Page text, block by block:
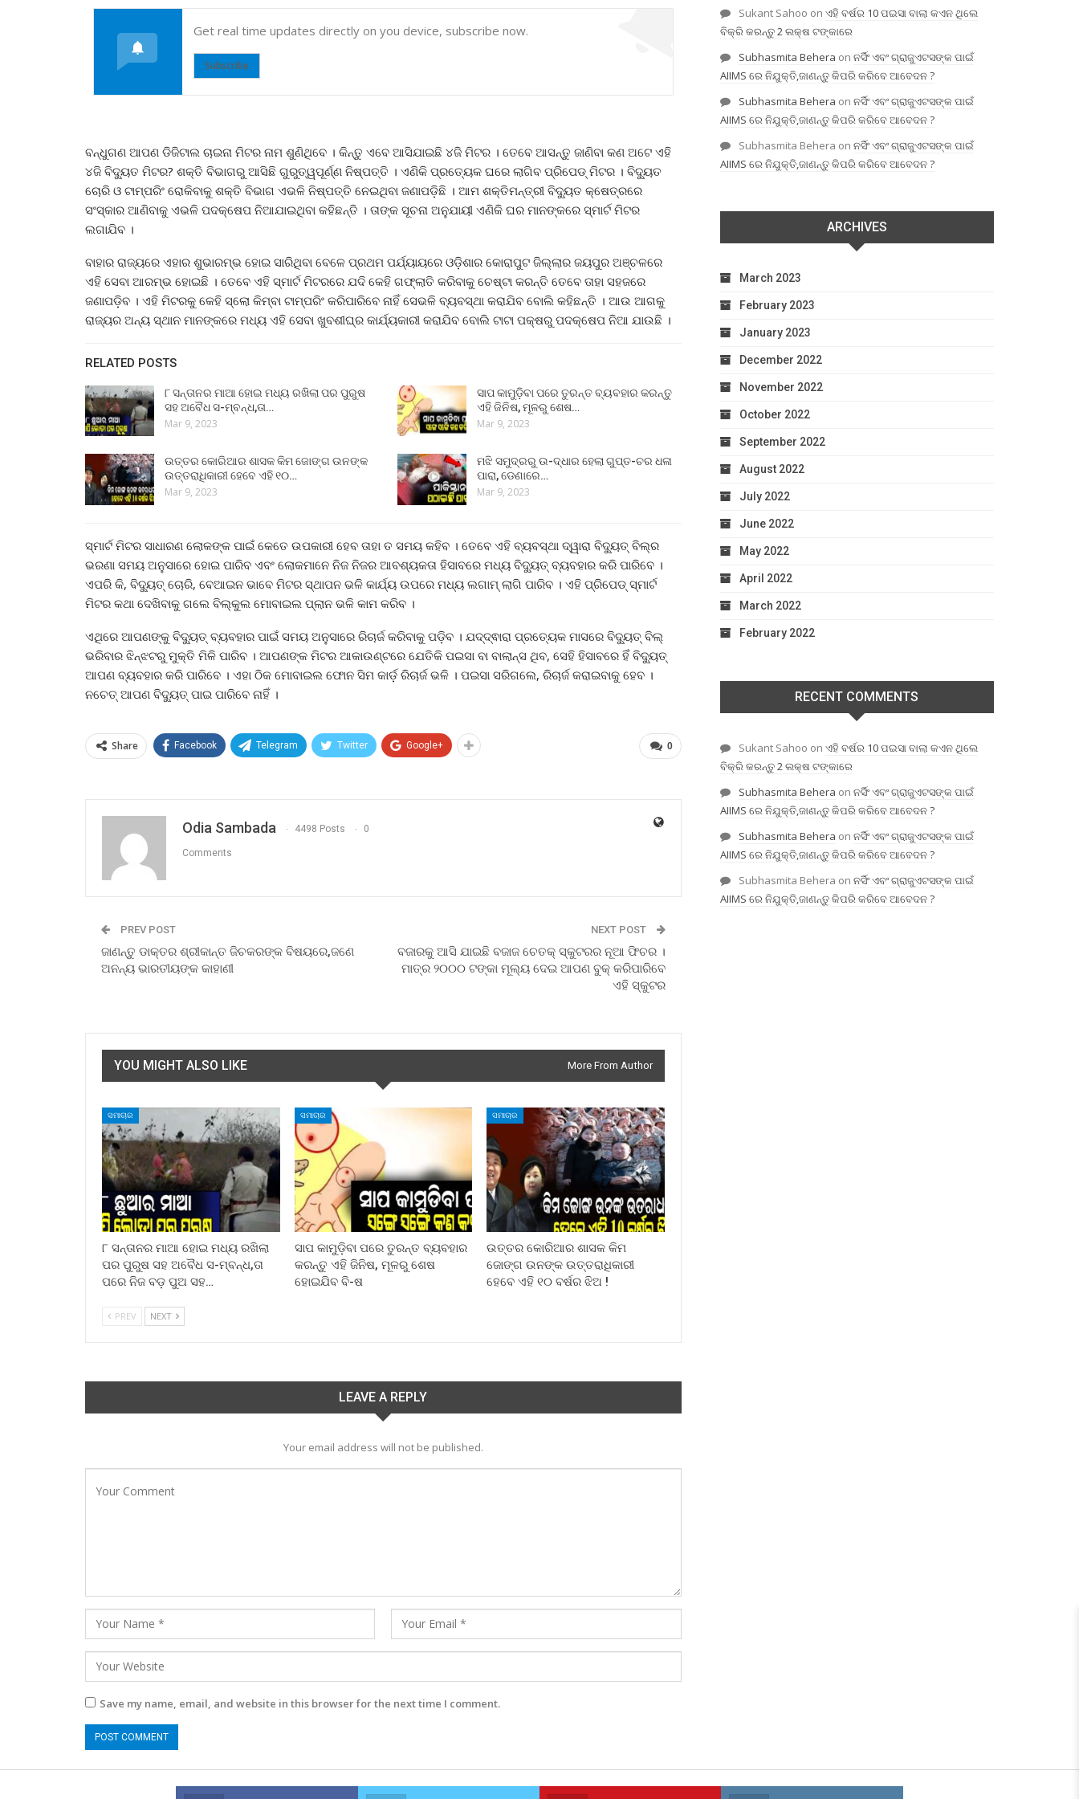
Get real time updates directly on you device, subscribe now.
Subscribe
ବନ୍ଧୁଗଣ ଆପଣ ଡିଜିଟାଲ ଚାଇନା ମିଟର ନାମ ଶୁଣିଥିବେ । କିନ୍ତୁ ଏବେ ଆସିଯାଇଛି ୪ଜି ମିଟର । ତେବେ ଆସନ୍ତୁ ଜାଣିବା କଣ ଅଟେ ଏହି
୪ଜି ବିଦ୍ୟୁତ ମିଟର? ଶକ୍ତି ବିଭାଗରୁ ଆସିଛି ଗୁରୁତ୍ୱପୂର୍ଣ୍ଣ ନିଷ୍ପତ୍ତି । ଏଣିକି ପ୍ରତ୍ୟେକ ଘରେ ଲାଗିବ ପ୍ରିପେଡ୍‌ ମିଟର । ବିଦ୍ୟୁତ
ଚୋରି ଓ ଟାମ୍ପରିଂ ରୋକିବାକୁ ଶକ୍ତି ବିଭାଗ ଏଭଳି ନିଷ୍ପତ୍ତି ନେଇଥିବା ଜଣାପଡ଼ିଛି । ଆମ ଶକ୍ତିମନ୍ତ୍ରୀ ବିଦ୍ୟୁତ କ୍ଷେତ୍ରରେ
ସଂସ୍କାର ଆଣିବାକୁ ଏଭଳି ପଦକ୍ଷେପ ନିଆଯାଇଥିବା କହିଛନ୍ତି । ତାଙ୍କ ସୂଚନା ଅନୁଯାୟୀ ଏଣିକି ଘର ମାନଙ୍କରେ ସ୍ମାର୍ଟ ମିଟର
ଲଗାଯିବ ।
ବାହାର ରାଜ୍ୟରେ ଏହାର ଶୁଭାରମ୍ଭ ହୋଇ ସାରିଥିବା ବେଳେ ପ୍ରଥମ ପର୍ଯ୍ୟାୟରେ ଓଡ଼ିଶାର କୋରାପୁଟ ଜିଲ୍ଲାର ଜୟପୁର ଅଞ୍ଚଳରେ
ଏହି ସେବା ଆରମ୍ଭ ହୋଇଛି । ତେବେ ଏହି ସ୍ମାର୍ଟ ମିଟରରେ ଯଦି କେହି ଗଫ୍‌ଲାତି କରିବାକୁ ଚେଷ୍ଟା କରନ୍ତି ତେବେ ତାହା ସହଜରେ
ଜଣାପଡ଼ିବ । ଏହି ମିଟରକୁ କେହି ସ୍ଲୋ କିମ୍ବା ଟାମ୍ପରିଂ କରିପାରିବେ ନାହିଁ ସେଭଳି ବ୍ୟବସ୍ଥା କରାଯିବ ବୋଲି କହିଛନ୍ତି । ଆଉ ଆଗକୁ
ରାଜ୍ୟର ଅନ୍ୟ ସ୍ଥାନ ମାନଙ୍କରେ ମଧ୍ୟ ଏହି ସେବା ଖୁବଶୀଘ୍ର କାର୍ଯ୍ୟକାରୀ କରାଯିବ ବୋଲି ଟାଟା ପକ୍ଷରୁ ପଦକ୍ଷେପ ନିଆ ଯାଉଛି ।
RELATED POSTS
୮ ସନ୍ତାନର ମାଆ ହୋଇ ମଧ୍ୟ ରଖିଲା ପର ପୁରୁଷ
ସହ ଅବୈଧ ସ-ମ୍ବନ୍ଧ,ତା…
Mar 9, 2023
ସାପ କାମୁଡ଼ିବା ପରେ ତୁରନ୍ତ ବ୍ୟବହାର କରନ୍ତୁ
ଏହି ଜିନିଷ, ମୂଳରୁ ଶେଷ…
Mar 9, 2023
ଉତ୍ତର କୋରିଆର ଶାସକ କିମ ଜୋଙ୍ଗ ଉନଙ୍କ
ଉତ୍ତରାଧିକାରୀ ହେବେ ଏହି ୧୦…
Mar 9, 2023
ମଝି ସମୁଦ୍ରରୁ ଉ-ଦ୍ଧାର ହେଲା ଗୁପ୍ତ-ଚର ଧଳା
ପାରା, ଡେଣାରେ…
Mar 9, 2023
ସ୍ମାର୍ଟ ମିଟର ସାଧାରଣ ଲୋକଙ୍କ ପାଇଁ କେତେ ଉପକାରୀ ହେବ ତାହା ତ ସମୟ କହିବ । ତେବେ ଏହି ବ୍ୟବସ୍ଥା ଦ୍ୱାରା ବିଦ୍ୟୁତ୍‌ ବିଲ୍‌ର
ଭରଣା ସମୟ ଅନୁସାରେ ହୋଇ ପାରିବ ଏବଂ ଲୋକମାନେ ନିଜ ନିଜର ଆବଶ୍ୟକତା ହିସାବରେ ମଧ୍ୟ ବିଦ୍ୟୁତ୍‌ ବ୍ୟବହାର କରି ପାରିବେ ।
ଏପରି କି, ବିଦ୍ୟୁତ୍‌ ଚୋରି, ବେଆଇନ ଭାବେ ମିଟର ସ୍ଥାପନ ଭଳି କାର୍ଯ୍ୟ ଉପରେ ମଧ୍ୟ ଲଗାମ୍‌ ଲାଗି ପାରିବ । ଏହି ପ୍ରିପେଡ୍‌ ସ୍ମାର୍ଟ
ମିଟର କଥା ଦେଖିବାକୁ ଗଲେ ବିଲ୍‌କୁଲ ମୋବାଇଲ ପ୍ଲାନ ଭଳି କାମ କରିବ ।
ଏଥିରେ ଆପଣଙ୍କୁ ବିଦ୍ୟୁତ୍‌ ବ୍ୟବହାର ପାଇଁ ସମୟ ଅନୁସାରେ ରିଚାର୍ଜ କରିବାକୁ ପଡ଼ିବ । ଯଦ୍ଦ୍ଵାରା ପ୍ରତ୍ୟେକ ମାସରେ ବିଦ୍ୟୁତ୍‌ ବିଲ୍‌
ଭରିବାର ଝିନ୍‌ଝଟରୁ ମୁକ୍ତି ମିଳି ପାରିବ । ଆପଣଙ୍କ ମିଟର ଆକାଉଣ୍ଟରେ ଯେତିକି ପଇସା ବା ବାଲାନ୍ସ ଥିବ, ସେହି ହିସାବରେ ହିଁ ବିଦ୍ୟୁତ୍‌
ଆପଣ ବ୍ୟବହାର କରି ପାରିବେ । ଏହା ଠିକ ମୋବାଇଲ ଫୋନ ସିମ କାର୍ଡ଼ ରିଚାର୍ଜ ଭଳି । ପଇସା ସରିଗଲେ, ରିଚାର୍ଜ କରାଇବାକୁ ହେବ ।
ନଚେତ୍‌ ଆପଣ ବିଦ୍ୟୁତ୍‌ ପାଇ ପାରିବେ ନାହିଁ ।
0
Share Facebook Telegram Twitter Google+
Odia Sambada 4498 Posts 0
Comments
PREV POST
ଜାଣନ୍ତୁ ଡାକ୍ତର ଶ୍ରୀକାନ୍ତ ଜିଚକରଙ୍କ ବିଷୟରେ,ଜଣେ
ଅନନ୍ୟ ଭାରତୀୟଙ୍କ କାହାଣୀ
NEXT POST
ବଜାରକୁ ଆସି ଯାଇଛି ବଜାଜ ଚେତକ୍ ସ୍କୁଟରର ନୂଆ ଫିଚର ।
ମାତ୍ର ୨୦୦୦ ଟଙ୍କା ମୂଲ୍ୟ ଦେଇ ଆପଣ ବୁକ୍ କରିପାରିବେ
ଏହି ସ୍କୁଟର
YOU MIGHT ALSO LIKE More From Author
ସମାଚାର
୮ ସନ୍ତାନର ମାଆ ହୋଇ ମଧ୍ୟ ରଖିଲା
ପର ପୁରୁଷ ସହ ଅବୈଧ ସ-ମ୍ବନ୍ଧ,ତା
ପରେ ନିଜ ବଡ଼ ପୁଅ ସହ…
ସମାଚାର
ସାପ କାମୁଡ଼ିବା ପରେ ତୁରନ୍ତ ବ୍ୟବହାର
କରନ୍ତୁ ଏହି ଜିନିଷ, ମୂଳରୁ ଶେଷ
ହୋଇଯିବ ବି-ଷ
ସମାଚାର
ଉତ୍ତର କୋରିଆର ଶାସକ କିମ
ଜୋଙ୍ଗ ଉନଙ୍କ ଉତ୍ତରାଧିକାରୀ
ହେବେ ଏହି ୧୦ ବର୍ଷର ଝିଅ !
PREV NEXT
LEAVE A REPLY
Your email address will not be published.
Save my name, email, and website in this browser for the next time I comment.
Sukant Sahoo on ଏହି ବର୍ଷର 10 ପଇସା ବାଲା କଏନ ଥିଲେ
ବିକ୍ରି କରନ୍ତୁ 2 ଲକ୍ଷ ଟଙ୍କାରେ
Subhasmita Behera on ନର୍ସିଂ ଏବଂ ଗ୍ରାଜୁଏଟସଙ୍କ ପାଇଁ
AIIMS ରେ ନିଯୁକ୍ତି,ଜାଣନ୍ତୁ କିପରି କରିବେ ଆବେଦନ ?
Subhasmita Behera on ନର୍ସିଂ ଏବଂ ଗ୍ରାଜୁଏଟସଙ୍କ ପାଇଁ
AIIMS ରେ ନିଯୁକ୍ତି,ଜାଣନ୍ତୁ କିପରି କରିବେ ଆବେଦନ ?
Subhasmita Behera on ନର୍ସିଂ ଏବଂ ଗ୍ରାଜୁଏଟସଙ୍କ ପାଇଁ
AIIMS ରେ ନିଯୁକ୍ତି,ଜାଣନ୍ତୁ କିପରି କରିବେ ଆବେଦନ ?
ARCHIVES
March 2023
February 2023
January 2023
December 2022
November 2022
October 2022
September 2022
August 2022
July 2022
June 2022
May 2022
April 2022
March 2022
February 2022
RECENT COMMENTS
Sukant Sahoo on ଏହି ବର୍ଷର 10 ପଇସା ବାଲା କଏନ ଥିଲେ
ବିକ୍ରି କରନ୍ତୁ 2 ଲକ୍ଷ ଟଙ୍କାରେ
Subhasmita Behera on ନର୍ସିଂ ଏବଂ ଗ୍ରାଜୁଏଟସଙ୍କ ପାଇଁ
AIIMS ରେ ନିଯୁକ୍ତି,ଜାଣନ୍ତୁ କିପରି କରିବେ ଆବେଦନ ?
Subhasmita Behera on ନର୍ସିଂ ଏବଂ ଗ୍ରାଜୁଏଟସଙ୍କ ପାଇଁ
AIIMS ରେ ନିଯୁକ୍ତି,ଜାଣନ୍ତୁ କିପରି କରିବେ ଆବେଦନ ?
Subhasmita Behera on ନର୍ସିଂ ଏବଂ ଗ୍ରାଜୁଏଟସଙ୍କ ପାଇଁ
AIIMS ରେ ନିଯୁକ୍ତି,ଜାଣନ୍ତୁ କିପରି କରିବେ ଆବେଦନ ?